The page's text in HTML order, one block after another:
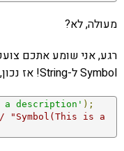
מעולה, לא?
רגע, אני שומע אתכם
Symbol ל-String! אז נכון, היה אפשר לעשות משהו כזה:
description' );
"Symbol(This is a